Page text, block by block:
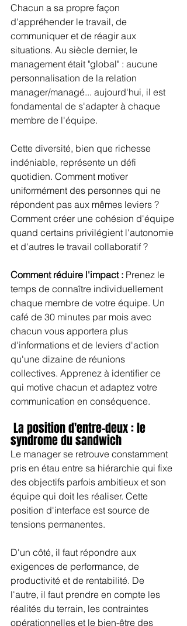
Chacun a sa propre façon
d'appréhender le travail, de
communiquer et de réagir aux
situations. Au siècle dernier, le
management était "global" : aucune
personnalisation de la relation
manager/managé... aujourd'hui, il est
fondamental de s'adapter à chaque
membre de l'équipe.
Cette diversité, bien que richesse
indéniable, représente un défi
quotidien. Comment motiver
uniformément des personnes qui ne
répondent pas aux mêmes leviers ?
Comment créer une cohésion d'équipe
quand certains privilégient l'autonomie
et d'autres le travail collaboratif ?
Comment réduire l'impact : Prenez le
temps de connaître individuellement
chaque membre de votre équipe. Un
café de 30 minutes par mois avec
chacun vous apportera plus
d'informations et de leviers d'action
qu'une dizaine de réunions
collectives. Apprenez à identifier ce
qui motive chacun et adaptez votre
communication en conséquence.
syndrome du sandwich
Le manager se retrouve constamment
pris en étau entre sa hiérarchie qui fixe
des objectifs parfois ambitieux et son
équipe qui doit les réaliser. Cette
position d'interface est source de
tensions permanentes.
D'un côté, il faut répondre aux
exigences de performance, de
productivité et de rentabilité. De
l'autre, il faut prendre en compte les
réalités du terrain, les contraintes
opérationnelles et le bien-être des